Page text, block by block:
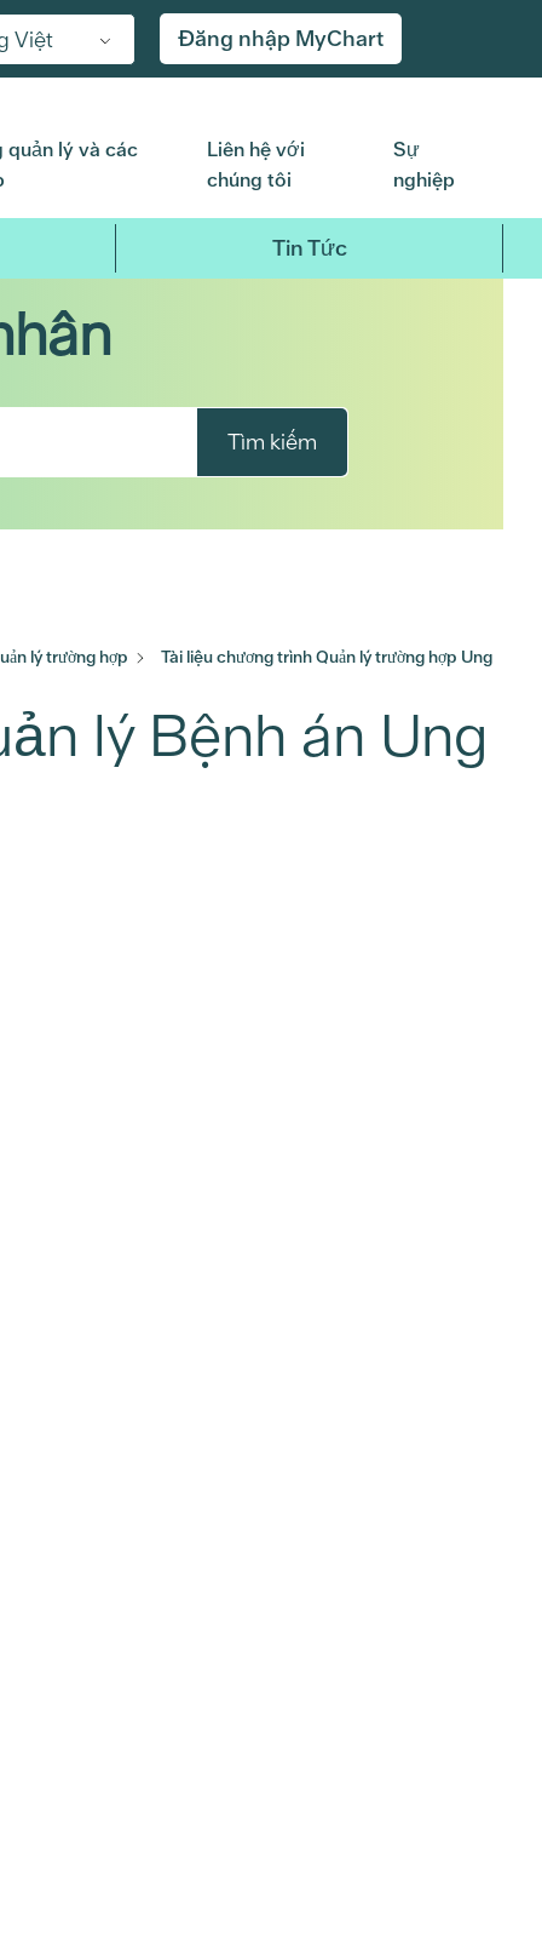
Việt Đăng nhập MyChart
quản lý và các
Liên hệ với
chúng tôi
Sự
nghiệp
Tin Tức
Tìm kiếm
lý trường hợp
Tài liệu chương trình Quản lý trường hợp Ung
lý Bệnh án Ung